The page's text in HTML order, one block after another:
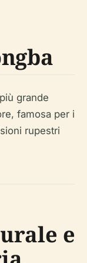
grande
famosa per i
rupestri
e